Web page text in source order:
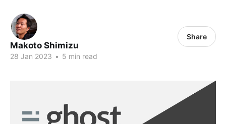
Makoto Shimizu
28 Jan 2023 • 5 min read
Share